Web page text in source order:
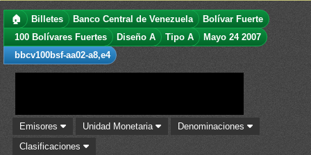
🏠 Billetes Banco Central de Venezuela
Bolívar Fuerte
100 Bolívares Fuertes
Diseño A Tipo A
Mayo 24 2007
bbcv100bsf-aa02-a8,e4
Emisores Unidad Monetaria
Denominaciones
Clasificaciones